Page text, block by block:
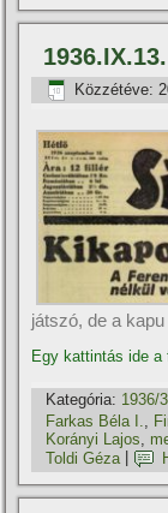
Közzétéve:
játszó, de a
Egy kattintás ide
Kategória: 1936/
Farkas Béla I.,
Korányi Lajos,
Toldi Géza